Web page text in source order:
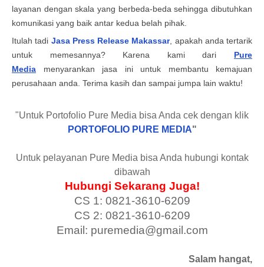
layanan dengan skala yang berbeda-beda sehingga dibutuhkan
komunikasi yang baik antar kedua belah pihak.
Itulah tadi Jasa Press Release Makassar, apakah anda tertarik
untuk memesannya? Karena kami dari Pure
Media menyarankan jasa ini untuk membantu kemajuan
perusahaan anda. Terima kasih dan sampai jumpa lain waktu!
"Untuk Portofolio Pure Media bisa Anda cek dengan klik
PORTOFOLIO PURE MEDIA"
Untuk pelayanan Pure Media bisa Anda hubungi kontak
dibawah
Hubungi Sekarang Juga!
CS 1: 0821-3610-6209
CS 2: 0821-3610-6209
Email: puremedia@gmail.com
Salam hangat,